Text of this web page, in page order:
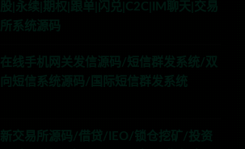
股|永续|期权|跟单|闪兑|C2C|IM聊天|交易
所系统源码
在线手机网关发信源码/短信群发系统/双
向短信系统源码/国际短信群发系统
新交易所源码/借贷/IEO/锁仓挖矿/投资